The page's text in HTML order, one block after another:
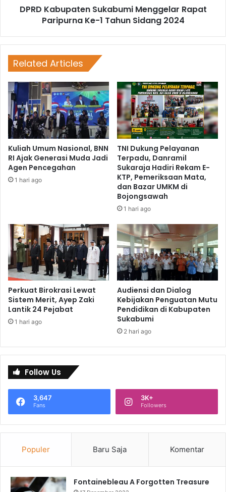
DPRD Kabupaten Sukabumi Menggelar Rapat
Paripurna Ke-1 Tahun Sidang 2024
Related Articles
Kuliah Umum Nasional, BNN
RI Ajak Generasi Muda Jadi
Agen Pencegahan
1 hari ago
TNI Dukung Pelayanan
Terpadu, Danramil
Sukaraja Hadiri Rekam E-
KTP, Pemeriksaan Mata,
dan Bazar UMKM di
Bojongsawah
1 hari ago
Perkuat Birokrasi Lewat
Sistem Merit, Ayep Zaki
Lantik 24 Pejabat
1 hari ago
Audiensi dan Dialog
Kebijakan Penguatan Mutu
Pendidikan di Kabupaten
Sukabumi
2 hari ago
Follow Us
3,647
Fans
3K+
Followers
Populer Baru Saja Komentar
Fontainebleau A Forgotten Treasure